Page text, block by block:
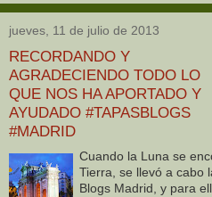
jueves, 11 de julio de 2013
RECORDANDO Y
AGRADECIENDO TODO LO
QUE NOS HA APORTADO Y
AYUDADO #TAPASBLOGS
#MADRID
Cuando la Luna se
Tierra, se llevó a cabo
Blogs Madrid, y para